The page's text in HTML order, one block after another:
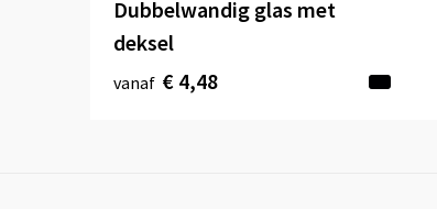
Dubbelwandig glas met
deksel
vanaf € 4,48